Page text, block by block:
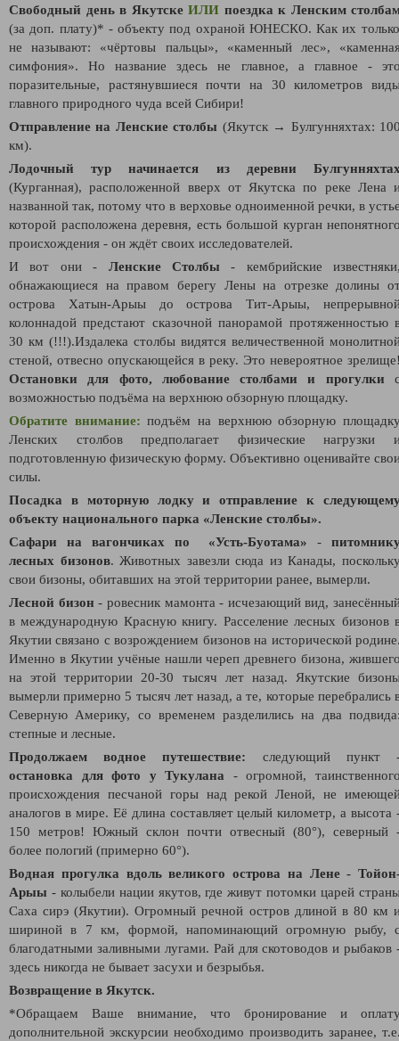
Свободный день в Якутске ИЛИ поездка к Ленским
(за доп. плату)* - объекту под охраной ЮНЕСКО. Как их только
не называют: «чёртовы пальцы», «каменный лес»,
симфония». Но название здесь не главное, а главное -
поразительные, растянувшиеся почти на 30 километров
главного природного чуда всей Сибири!
Отправление на Ленские столбы (Якутск → Булгунняхтах:
км).
Лодочный тур начинается из деревни
(Курганная), расположенной вверх от Якутска по реке Лена
названной так, потому что в верховье одноименной речки, в
которой расположена деревня, есть большой курган
происхождения - он ждёт своих исследователей.
И вот они - Ленские Столбы - кембрийские
обнажающиеся на правом берегу Лены на отрезке долины
острова Хатын-Арыы до острова Тит-Арыы,
колоннадой предстают сказочной панорамой протяженностью
30 км (!!!).Издалека столбы видятся величественной
стеной, отвесно опускающейся в реку. Это невероятное
Остановки для фото, любование столбами и прогулки
возможностью подъёма на верхнюю обзорную площадку.
Обратите внимание: подъём на верхнюю обзорную
Ленских столбов предполагает физические нагрузки
подготовленную физическую форму. Объективно оценивайте
силы.
Посадка в моторную лодку и отправление к
объекту национального парка «Ленские столбы».
Сафари на вагончиках по «Усть-Буотама» -
лесных бизонов. Животных завезли сюда из Канады,
свои бизоны, обитавших на этой территории ранее, вымерли.
Лесной бизон - ровесник мамонта - исчезающий вид,
в международную Красную книгу. Расселение лесных бизонов
Якутии связано с возрождением бизонов на исторической
Именно в Якутии учёные нашли череп древнего бизона,
на этой территории 20-30 тысяч лет назад. Якутские
вымерли примерно 5 тысяч лет назад, а те, которые перебрались
Северную Америку, со временем разделились на два
степные и лесные.
Продолжаем водное путешествие: следующий пункт
остановка для фото у Тукулана - огромной,
происхождения песчаной горы над рекой Леной, не
аналогов в мире. Её длина составляет целый километр, а высота
150 метров! Южный склон почти отвесный (80°), северный
более пологий (примерно 60°).
Водная прогулка вдоль великого острова на Лене -
Арыы - колыбели нации якутов, где живут потомки царей
Саха сирэ (Якутии). Огромный речной остров длиной в 80 км
шириной в 7 км, формой, напоминающий огромную рыбу,
благодатными заливными лугами. Рай для скотоводов и рыбаков
здесь никогда не бывает засухи и безрыбья.
Возвращение в Якутск.
*Обращаем Ваше внимание, что бронирование и
дополнительной экскурсии необходимо производить заранее,